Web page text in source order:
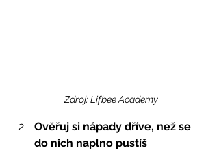
Zdroj: Lifbee Academy
Ověřuj si nápady dříve, než se
do nich naplno pustíš